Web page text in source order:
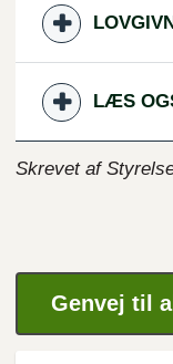
LÆS
Skrevet af
Genvej til